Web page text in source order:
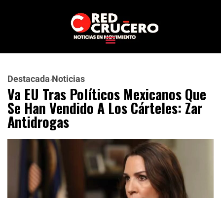
Destacada Noticias
Va EU Tras Políticos Mexicanos Que
Se Han Vendido A Los Cárteles: Zar
Antidrogas